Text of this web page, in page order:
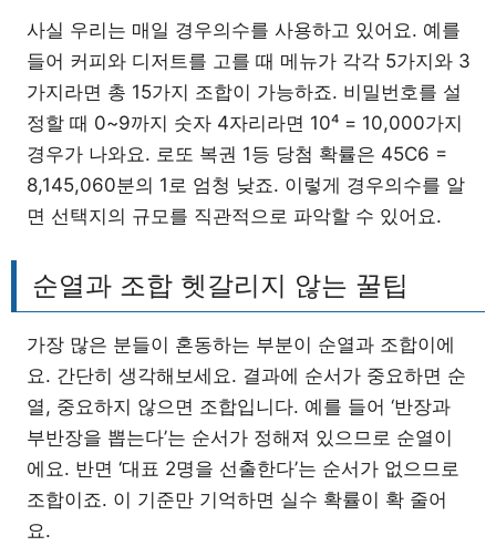
사실 우리는 매일 경우의수를 사용하고 있어요. 예를
들어 커피와 디저트를 고를 때 메뉴가 각각 5가지와 3
가지라면 총 15가지 조합이 가능하죠. 비밀번호를 설
정할 때 0~9까지 숫자 4자리라면 10⁴ = 10,000가지
경우가 나와요. 로또 복권 1등 당첨 확률은 45C6 =
8,145,060분의 1로 엄청 낮죠. 이렇게 경우의수를 알
면 선택지의 규모를 직관적으로 파악할 수 있어요.
순열과 조합 헷갈리지 않는 꿀팁
가장 많은 분들이 혼동하는 부분이 순열과 조합이에
요. 간단히 생각해보세요. 결과에 순서가 중요하면 순
열, 중요하지 않으면 조합입니다. 예를 들어 ‘반장과
부반장을 뽑는다’는 순서가 정해져 있으므로 순열이
에요. 반면 ‘대표 2명을 선출한다’는 순서가 없으므로
조합이죠. 이 기준만 기억하면 실수 확률이 확 줄어
요.